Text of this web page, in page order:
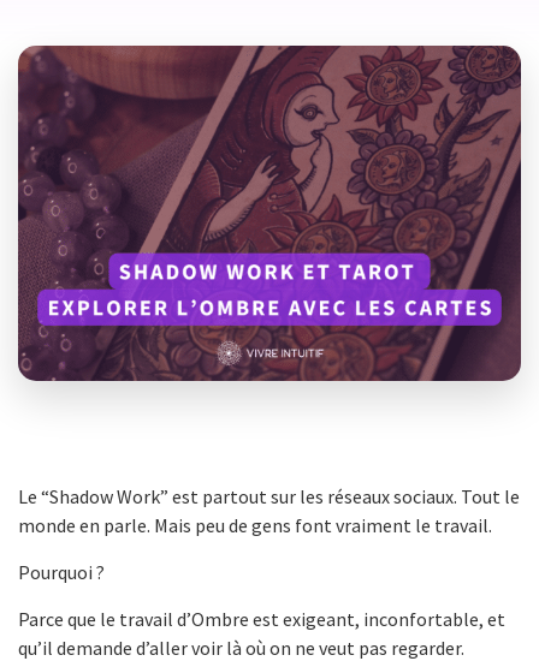
Le “Shadow Work” est partout sur les réseaux sociaux. Tout le
monde en parle. Mais peu de gens font vraiment le travail.
Pourquoi ?
Parce que le travail d’Ombre est exigeant, inconfortable, et
qu’il demande d’aller voir là où on ne veut pas regarder.